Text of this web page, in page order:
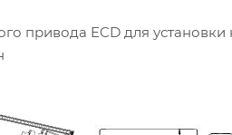
привода ECD для установки